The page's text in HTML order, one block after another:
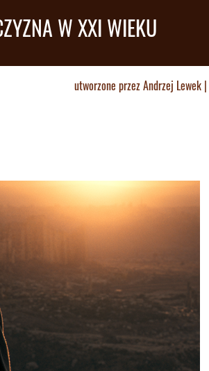
W XXI WIEKU
utworzone przezAndrzej Lewek |